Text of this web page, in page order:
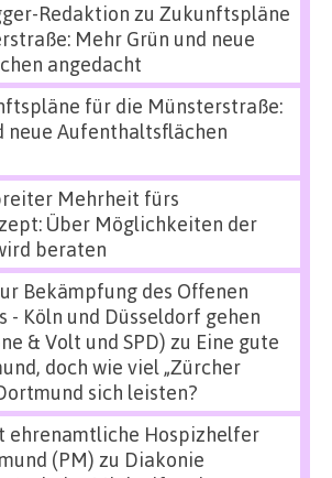
Redaktion zu Zukunftspläne
Mehr Grün und neue
angedacht
für die Münsterstraße:
neue Aufenthaltsflächen
Mehrheit fürs
Über Möglichkeiten der
beraten
Bekämpfung des Offenen
- Köln und Düsseldorf gehen
& Volt und SPD) zu Eine gute
doch wie viel „Zürcher
sich leisten?
ehrenamtliche Hospizhelfer
(PM) zu Diakonie